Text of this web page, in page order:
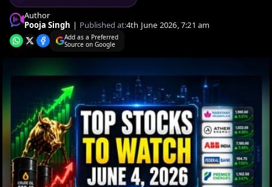
Author
Pooja Singh | Published at:4th June 2026, 7:21 am
Add as a Preferred
Source on Google